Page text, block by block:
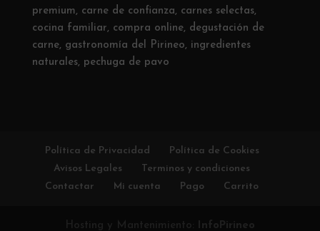
premium, carne de confianza, carnes selectas,
cocina familiar, compra online, degustación de
carne, gastronomía del Pirineo, ingredientes
naturales, pechuga de pavo
Política de Privacidad
Política de Cookies
Avisos Legales
Terminos y condiciones
Contactar
Mi cuenta Pago Carrito